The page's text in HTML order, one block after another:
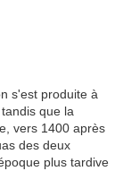
s'est produite à
tandis que la
vers 1400 après
des deux
plus tardive